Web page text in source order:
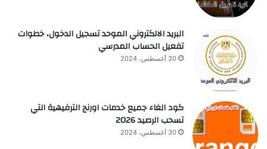
البريد الالكتروني الموحد تسجيل الدخول، خطوات
تفعيل الحساب المدرسي
30 أغسطس، 2024
كود الغاء جميع خدمات اورنج الترفيهية التي
تسحب الرصيد 2026
30 أغسطس، 2024